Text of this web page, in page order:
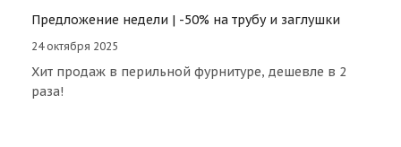
Предложение недели | -50% на трубу и заглушки
24 октября 2025
Хит продаж в перильной фурнитуре, дешевле в 2
раза!